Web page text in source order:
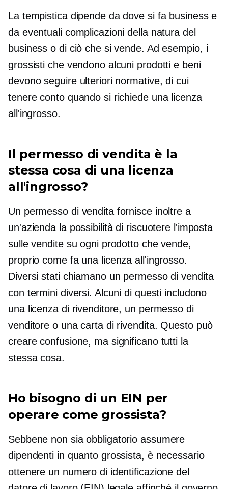
La tempistica dipende da dove si fa business e
da eventuali complicazioni della natura del
business o di ciò che si vende. Ad esempio, i
grossisti che vendono alcuni prodotti e beni
devono seguire ulteriori normative, di cui
tenere conto quando si richiede una licenza
all'ingrosso.
Il permesso di vendita è la
stessa cosa di una licenza
all'ingrosso?
Un permesso di vendita fornisce inoltre a
un'azienda la possibilità di riscuotere l'imposta
sulle vendite su ogni prodotto che vende,
proprio come fa una licenza all'ingrosso.
Diversi stati chiamano un permesso di vendita
con termini diversi. Alcuni di questi includono
una licenza di rivenditore, un permesso di
venditore o una carta di rivendita. Questo può
creare confusione, ma significano tutti la
stessa cosa.
Ho bisogno di un EIN per
operare come grossista?
Sebbene non sia obbligatorio assumere
dipendenti in quanto grossista, è necessario
ottenere un numero di identificazione del